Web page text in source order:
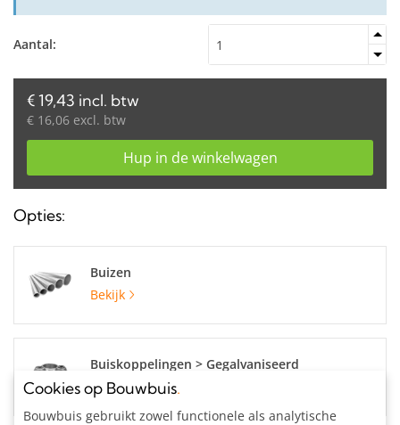
Aantal:
€ 19,43 incl. btw
€ 16,06 excl. btw
Hup in de winkelwagen
Opties:
Buizen
Bekijk
Buiskoppelingen > Gegalvaniseerd
Bekijk
Cookies op Bouwbuis.
Bouwbuis gebruikt zowel functionele als analytische